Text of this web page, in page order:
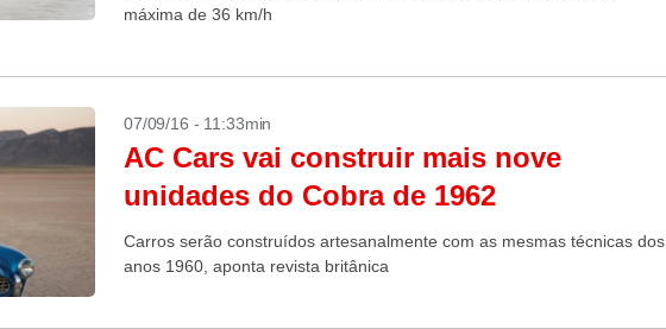
máxima de 36 km/h
07/09/16 - 11:33min
AC Cars vai construir mais nove
unidades do Cobra de 1962
Carros serão construídos artesanalmente com as mesmas técnicas dos
anos 1960, aponta revista britânica